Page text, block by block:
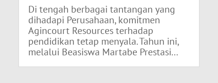
Di tengah berbagai tantangan yang
dihadapi Perusahaan, komitmen
Agincourt Resources terhadap
pendidikan tetap menyala. Tahun ini,
melalui Beasiswa Martabe Prestasi...